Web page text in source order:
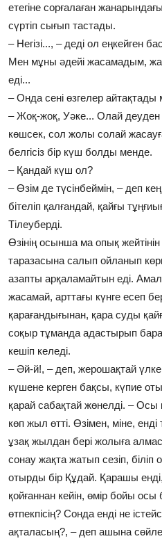
етегіне сорғалаған
сүртіп сығып тастады.
– Негізі..., – деді ол еңкейген
Мен мұны әдейі жасамадым,
еді...
– Онда сені өзгелер айтақтады
– Жоқ-жоқ, Уәке... Олай
көшсек, сол жолы солай
белгісіз бір күш болды менде.
– Қандай күш ол?
– Өзім де түсінбеймін, – деп
бітеліп қалғандай, қайғы
Тілеуберді.
Өзінің осынша ма опық жейтінін
таразасына салып ойланып
азапты арқаламайтын еді.
жасамай, арттағы күнге есеп
қарағандығынан, қара суды
соқыр тұманда адастырып бара
кешіп келеді.
– Әй-й!, – деп, жерошақтай
күшене керген бақсы, күпие
қарай сабақтай жөнелді. – Осы
көп жыл өтті. Өзімен, міне,
ұзақ жылдан бері жолыға
сонау жақта жатып сезіп, біліп
отырды бір Құдай. Қарашы
қойғаннан кейін, өмір бойы
өтпекпісің? Сонда енді не
ақталасың?, – деп ашына